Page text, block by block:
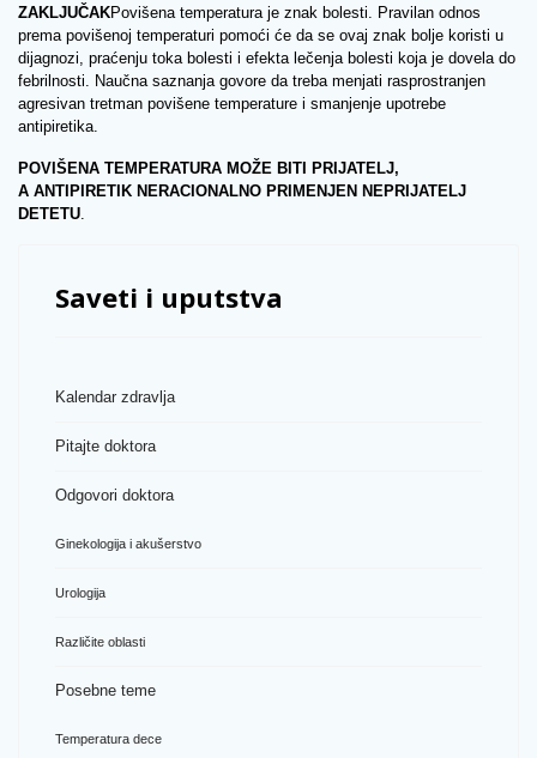
ZAKLJUČAKPovišena temperatura je znak bolesti. Pravilan odnos
prema povišenoj temperaturi pomoći će da se ovaj znak bolje koristi u
dijagnozi, praćenju toka bolesti i efekta lečenja bolesti koja je dovela do
febrilnosti. Naučna saznanja govore da treba menjati rasprostranjen
agresivan tretman povišene temperature i smanjenje upotrebe
antipiretika.
POVIŠENA TEMPERATURA MOŽE BITI PRIJATELJ,
A ANTIPIRETIK NERACIONALNO PRIMENJEN NEPRIJATELJ
DETETU.
Saveti i uputstva
Kalendar zdravlja
Pitajte doktora
Odgovori doktora
Ginekologija i akušerstvo
Urologija
Različite oblasti
Posebne teme
Temperatura dece